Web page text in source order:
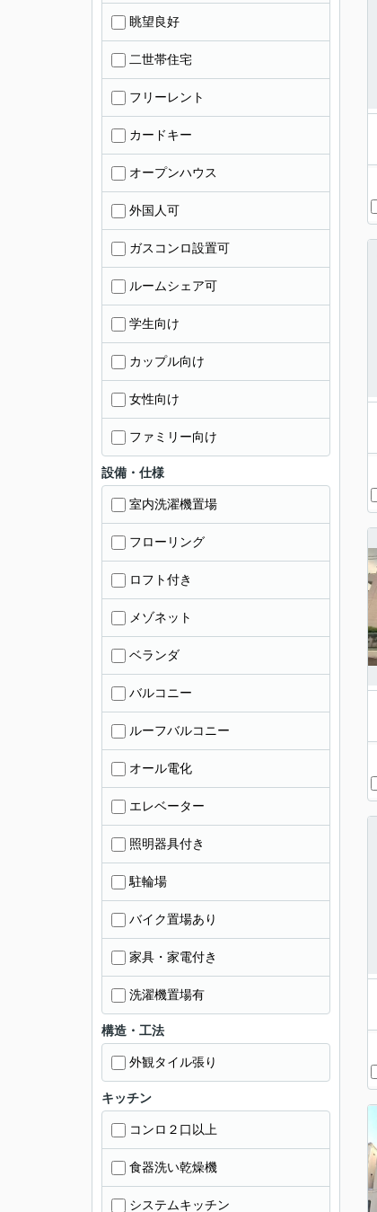
眺望良好
二世帯住宅
フリーレント
カードキー
オープンハウス
外国人可
ガスコンロ設置可
ルームシェア可
学生向け
カップル向け
女性向け
ファミリー向け
設備・仕様
室内洗濯機置場
フローリング
ロフト付き
メゾネット
ベランダ
バルコニー
ルーフバルコニー
オール電化
エレベーター
照明器具付き
駐輪場
バイク置場あり
家具・家電付き
洗濯機置場有
構造・工法
外観タイル張り
キッチン
コンロ２口以上
食器洗い乾燥機
システムキッチン